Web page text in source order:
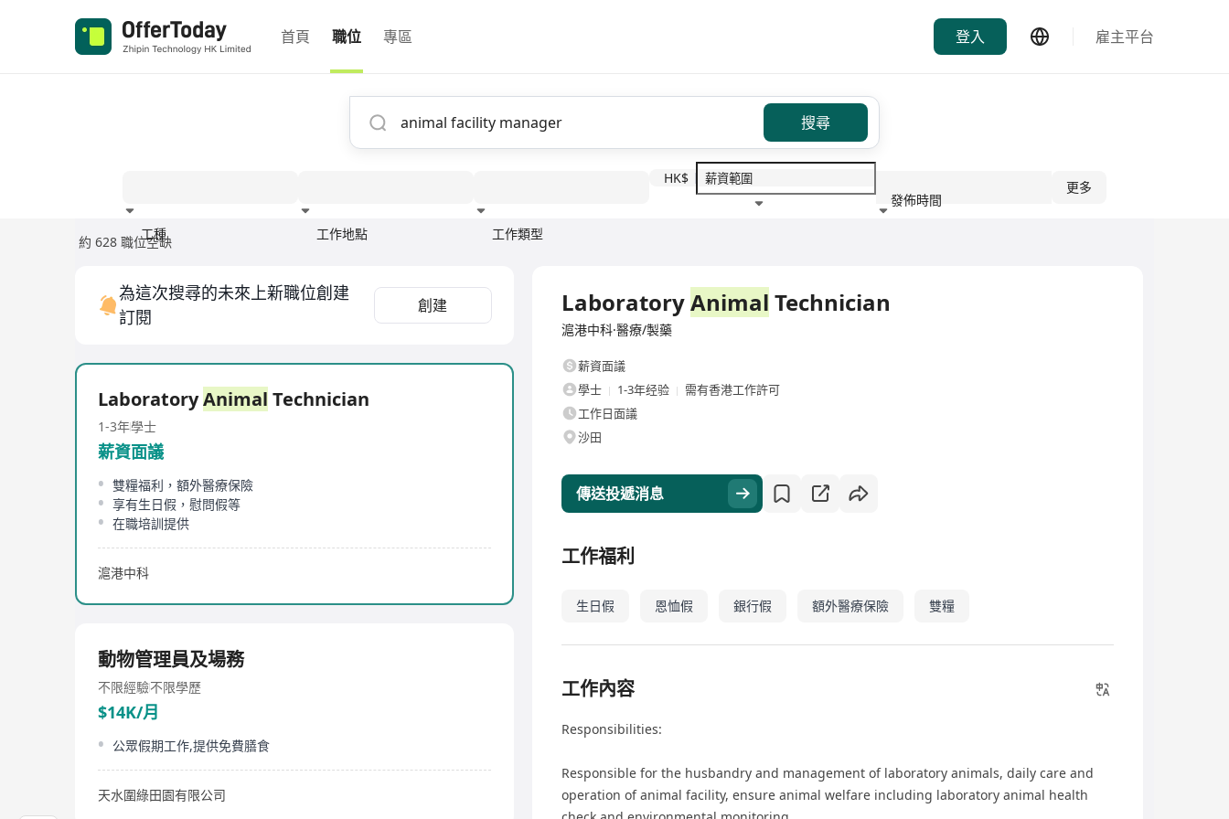
首頁 職位 專區 登入 雇主平台
搜尋
工種 工作地點 工作類型
HK$
發佈時間
更多
約 628 職位空缺
為這次搜尋的未來上新職位創建
訂閱
創建
LaboratoryAnimal Technician
1-3年學士
薪資面議
雙糧福利，額外醫療保險
享有生日假，慰問假等
在職培訓提供
滬港中科
動物管理員及場務
不限經驗不限學歷
$14K/月
公眾假期工作,提供免費膳食
天水圍綠田園有限公司
LaboratoryAnimal Technician
滬港中科·醫療/製藥
薪資面議
學士
1-3年经验
需有香港工作許可
工作日面議
沙田
傳送投遞消息
工作福利
生日假 恩恤假 銀行假 額外醫療保險 雙糧
工作內容
Responsibilities:
Responsible for the husbandry and management of laboratory animals, daily care and
operation of animal facility, ensure animal welfare including laboratory animal health